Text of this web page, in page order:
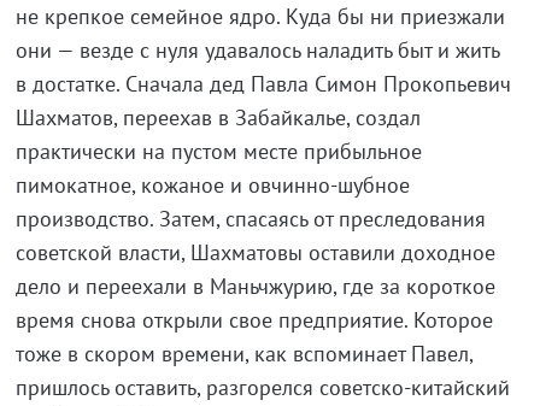
не крепкое семейное ядро. Куда бы ни приезжали
они — везде с нуля удавалось наладить быт и жить
в достатке. Сначала дед Павла Симон Прокопьевич
Шахматов, переехав в Забайкалье, создал
практически на пустом месте прибыльное
пимокатное, кожаное и овчинно-шубное
производство. Затем, спасаясь от преследования
советской власти, Шахматовы оставили доходное
дело и переехали в Маньчжурию, где за короткое
время снова открыли свое предприятие. Которое
тоже в скором времени, как вспоминает Павел,
пришлось оставить, разгорелся советско-китайский